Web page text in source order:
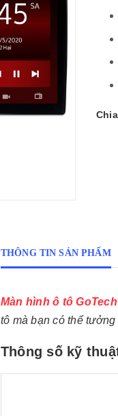
THÔNG TIN SẢN PHẨM
Màn hình ô tô
tô mà bạn có thể
Thông số kỹ